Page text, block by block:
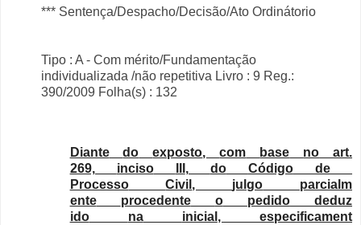
*** Sentença/Despacho/Decisão/Ato Ordinátorio
Tipo : A - Com mérito/Fundamentação
individualizada /não repetitiva Livro : 9 Reg.:
390/2009 Folha(s) : 132
Diante do exposto,com base no art.
269, inciso , do Código
de
Processo
Civil , julgo
parcialm
ente
procedente o pedido
deduz
ido
na inicial , especificament